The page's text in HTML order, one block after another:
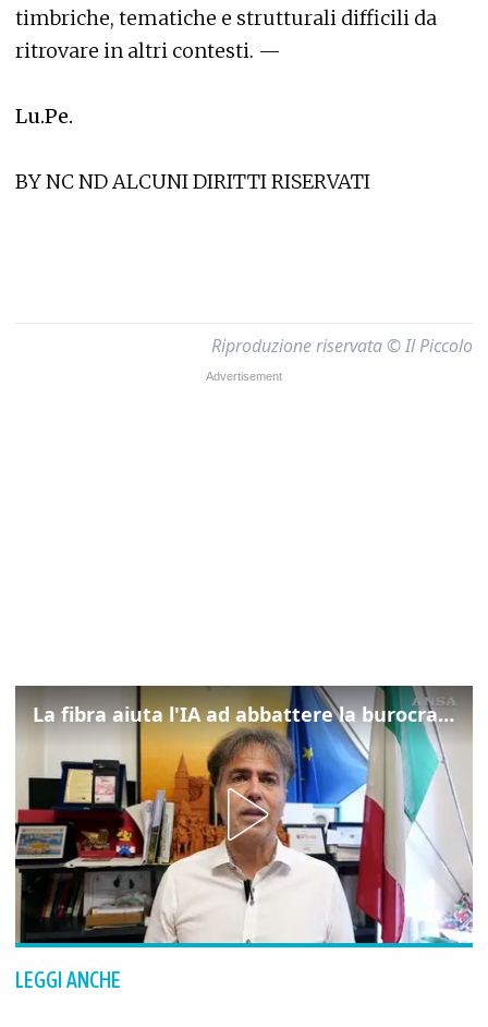
timbriche, tematiche e strutturali difficili da
ritrovare in altri contesti. —
Lu.Pe.
BY NC ND ALCUNI DIRITTI RISERVATI
Riproduzione riservata © Il Piccolo
La fibra aiuta l'IA ad abbattere la burocrazia, progetto pilota in Veneto
LEGGI ANCHE